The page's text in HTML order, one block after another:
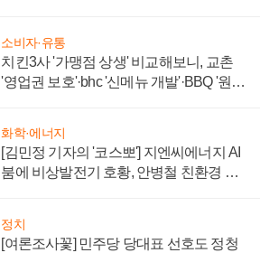
소비자·유통
치킨3사 '가맹점 상생' 비교해보니, 교촌
'영업권 보호'·bhc '신메뉴 개발'·BBQ '원가
화학·에너지
[김민정 기자의 '코스뽀'] 지엔씨에너지 AI
붐에 비상발전기 호황, 안병철 친환경 에
정치
[여론조사꽃] 민주당 당대표 선호도 정청